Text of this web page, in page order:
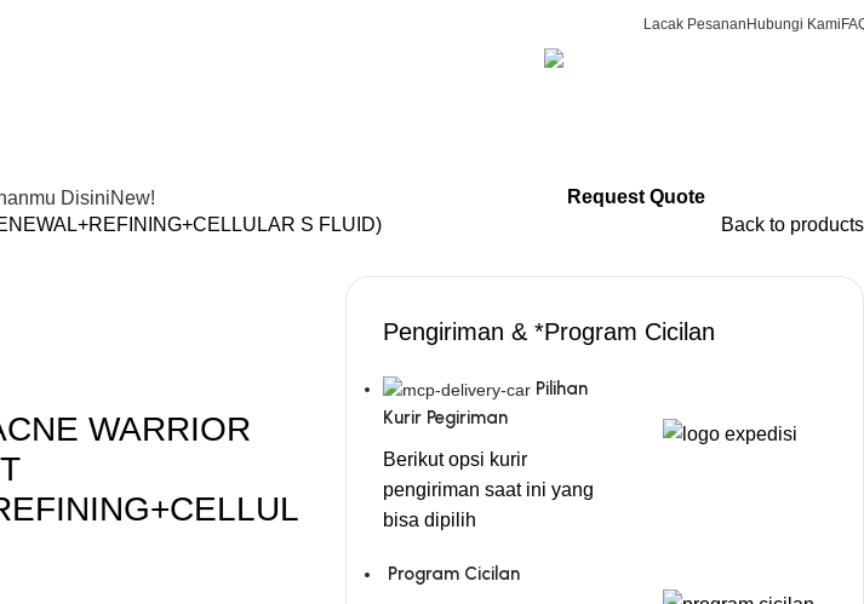
Lacak Pesanan Hubungi Kami
DisiniNew! Request Quote
S FLUID) Back to products
WARRIOR
Pengiriman & *Program Cicilan
Pilihan
Kurir Pegiriman
Berikut opsi kurir
pengiriman saat ini yang
bisa dipilih
Program Cicilan